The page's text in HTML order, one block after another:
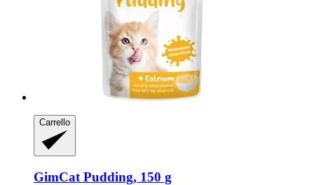
Carrello
GimCat Pudding, 150 g